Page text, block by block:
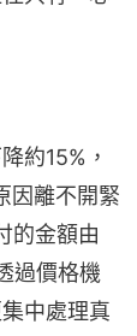
約15%，
因離不開緊
的金額由
過價格機
中處理真